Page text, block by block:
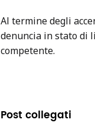
Al termine degli
denuncia in stato di
competente.
Post collegati